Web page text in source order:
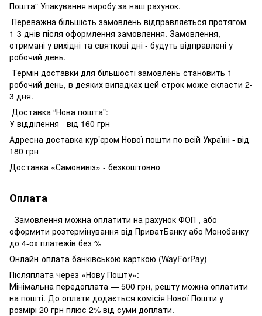
Пошта" Упакування виробу за наш рахунок.
Переважна більшість замовлень відправляється протягом
1-3 днів після оформлення замовлення. Замовлення,
отримані у вихідні та святкові дні - будуть відправлені у
робочий день.
Термін доставки для більшості замовлень становить 1
робочий день, в деяких випадках цей строк може скласти 2-
3 дня.
Доставка “Нова пошта”:
У відділення - від 160 грн
Адресна доставка кур’єром Нової пошти по всій Україні - від
180 грн
Доставка «Самовивіз» - безкоштовно
Оплата
Замовлення можна оплатити на рахунок ФОП , або
оформити розтермінування від ПриватБанку або Монобанку
до 4-ох платежів без %
Онлайн-оплата банківською карткою (WayForPay)
Післяплата через «Нову Пошту»:
Мінімальна передоплата — 500 грн, решту можна оплатити
на пошті. До оплати додається комісія Нової Пошти у
розмірі 20 грн плюс 2% від суми доплати.